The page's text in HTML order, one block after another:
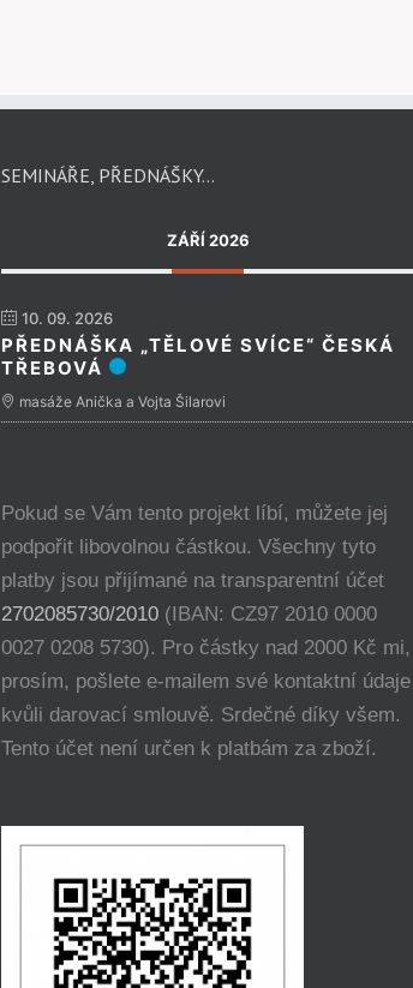
SEMINÁŘE, PŘEDNÁŠKY…
ZÁŘÍ 2026
10. 09. 2026
PŘEDNÁŠKA „TĚLOVÉ SVÍCE“ ČESKÁ
TŘEBOVÁ
masáže Anička a Vojta Šilarovi
Pokud se Vám tento projekt líbí, můžete jej
podpořit libovolnou částkou. Všechny tyto
platby jsou přijímané na transparentní účet
2702085730/2010(IBAN: CZ97 2010 0000
0027 0208 5730). Pro částky nad 2000 Kč mi,
prosím, pošlete e-mailem své kontaktní údaje
kvůli darovací smlouvě. Srdečné díky všem.
Tento účet není určen k platbám za zboží.